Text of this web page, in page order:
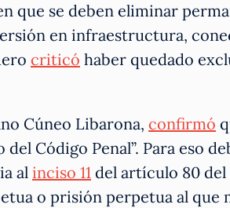
que se deben eliminar
en infraestructura,
criticó haber quedado
Cúneo Libarona, confirmó
Código Penal”. Para eso
al inciso 11 del artículo 80 del
o prisión perpetua al que